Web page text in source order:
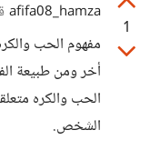
1
afifa08_hamza
مفهوم الحب
أخر ومن طبيعة
الحب والكره
الشخص.